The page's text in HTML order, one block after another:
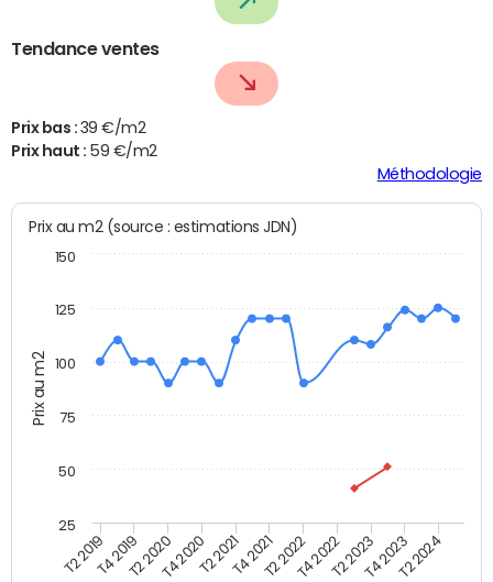
Tendance ventes
Prix bas : 39 €/m2
Prix haut : 59 €/m2
Méthodologie
Prix au m2
Prix au m2 (source : estimations JDN)
T2 2019T4 2019T2 2020T4 2020T2 2021T4 2021T2 2022T4 2022T2 2023T4 2023T2 2024
25
50
75
100
125
150